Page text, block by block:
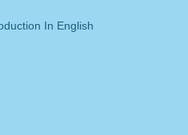
In English